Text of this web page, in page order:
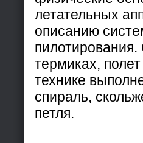
летательных
описанию
термиках,
технике
спираль,
петля.